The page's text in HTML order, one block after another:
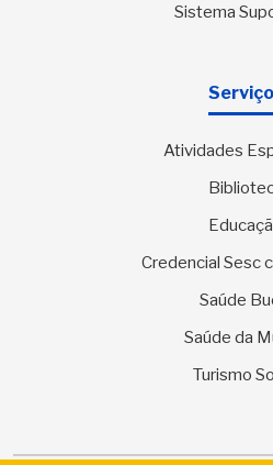
Sistema
Atividades
Credencial Sesc
Saúde
Saúde da
Turismo